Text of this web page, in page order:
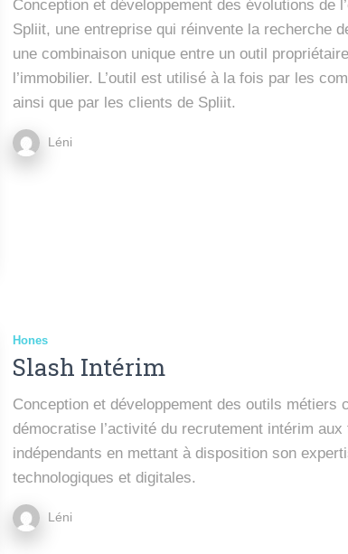
Conception et développement des évolutions de
Spliit, une entreprise qui réinvente la recherche
une combinaison unique entre un outil
l’immobilier. L’outil est utilisé à la fois par les
ainsi que par les clients de Spliit.
Léni
Hones
Slash Intérim
Conception et développement des outils métiers
démocratise l’activité du recrutement intérim
indépendants en mettant à disposition son
technologiques et digitales.
Léni